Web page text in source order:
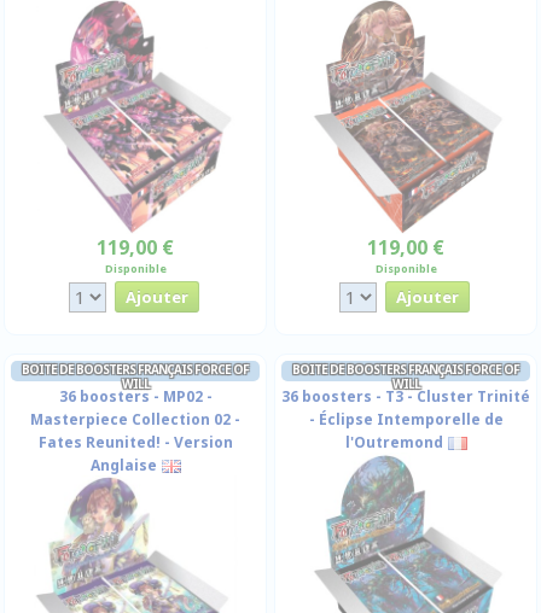
119,00 €
Disponible
119,00 €
Disponible
BOITE DE BOOSTERS FRANÇAIS FORCE OF
WILL
36 boosters - MP02 -
Masterpiece Collection 02 -
Fates Reunited! - Version
Anglaise
BOITE DE BOOSTERS FRANÇAIS FORCE OF
WILL
36 boosters - T3 - Cluster Trinité
- Éclipse Intemporelle de
l'Outremond